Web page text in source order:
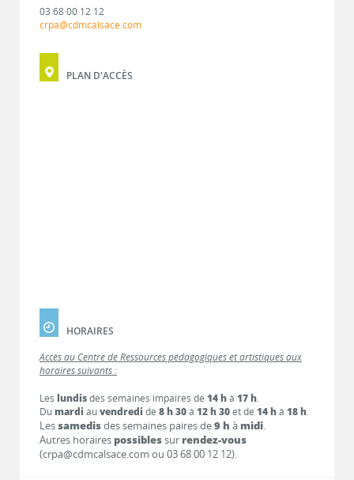
03 68 00 12 12
crpa@cdmcalsace.com
PLAN D'ACCÈS
HORAIRES
Accès au Centre de Ressources pédagogiques et artistiques aux
horaires suivants :
Les lundisdes semaines impaires de 14 hà 17 h.
Dumardi auvendredi de 8 h 30à 12 h 30et de 14 hà 18 h.
Lessamedisdes semaines paires de9 h à midi.
Autres horaires possiblessur rendez-vous
(crpa@cdmcalsace.com ou 03 68 00 12 12).